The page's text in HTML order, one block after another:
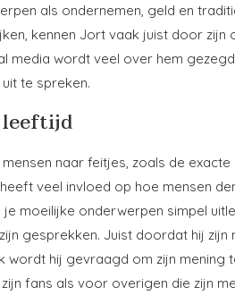
als ondernemen, geld en
kennen Jort vaak juist door zijn
media wordt veel over hem
te spreken.
leeftijd
naar feitjes, zoals de
veel invloed op hoe mensen
moeilijke onderwerpen simpel
gesprekken. Juist doordat hij zijn
wordt hij gevraagd om zijn
fans als voor overigen die zijn